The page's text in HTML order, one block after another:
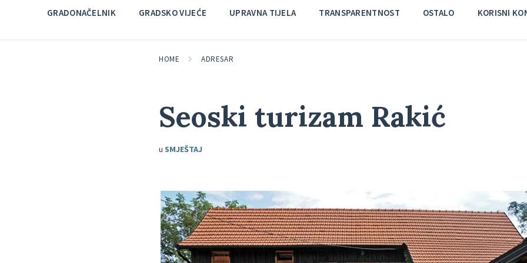
GRADONAČELNIK GRADSKO VIJEĆE UPRAVNA TIJELA TRANSPARENTNOST OSTALO KORISNI
HOME ADRESAR
Seoski turizam Rakić
u SMJEŠTAJ